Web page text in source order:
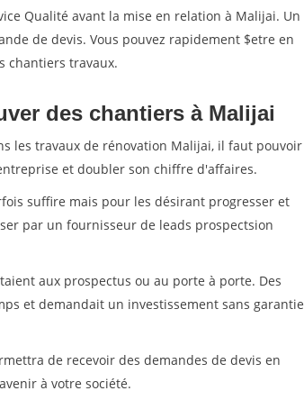
Qualité avant la mise en relation à Malijai. Un
de devis. Vous pouvez rapidement $etre en
chantiers travaux.
des chantiers à Malijai
les travaux de rénovation Malijai, il faut pouvoir
et doubler son chiffre d'affaires.
suffire mais pour les désirant progresser et
par un fournisseur de leads prospectsion
aux prospectus ou au porte à porte. Des
et demandait un investissement sans garantie
de recevoir des demandes de devis en
à votre société.